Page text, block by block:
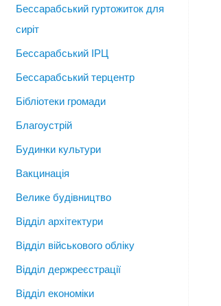
Бессарабський гуртожиток для
сиріт
Бессарабський ІРЦ
Бессарабський терцентр
Бібліотеки громади
Благоустрій
Будинки культури
Вакцинація
Велике будівництво
Відділ архітектури
Відділ військового обліку
Відділ держреєстрації
Відділ економіки